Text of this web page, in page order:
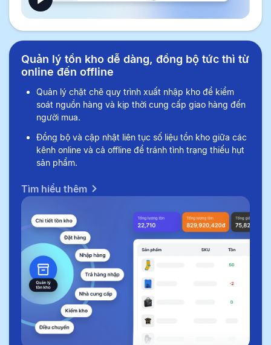
Quản lý tồn kho dễ dàng, đồng bộ tức thì từ
online đến offline
Quản lý chặt chẽ quy trình xuất nhập kho để kiểm
soát nguồn hàng và kịp thời cung cấp giao hàng đến
người mua.
Đồng bộ và cập nhật liên tục số liệu tồn kho giữa các
kênh online và cả offline để tránh tình trạng thiếu hụt
sản phẩm.
Tìm hiểu thêm